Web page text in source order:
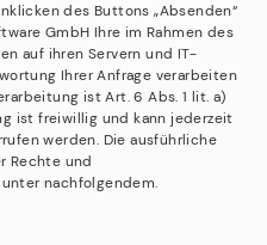
des Buttons „Absenden“
GmbH Ihre im Rahmen des
auf ihren Servern und IT-
Ihrer Anfrage verarbeiten
ist Art. 6 Abs. 1 lit. a)
ist freiwillig und kann jederzeit
werden. Die ausführliche
Rechte und
nachfolgendem.